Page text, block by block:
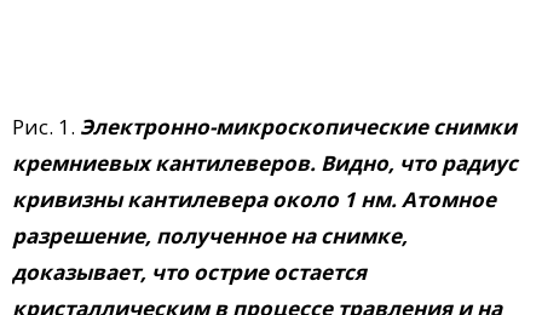
Рис. 1. Электронно-микроскопические снимки
кремниевых кантилеверов. Видно, что радиус
кривизны кантилевера около 1 нм. Атомное
разрешение, полученное на снимке,
доказывает, что острие остается
кристаллическим в процессе травления и на